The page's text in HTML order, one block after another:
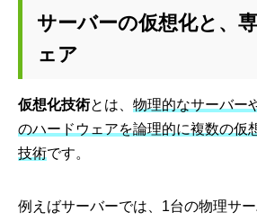
サーバーの仮想化と、
ェア
仮想化技術とは、 物理的なサーバー
のハードウェアを論理的に複数の仮
技術です。
例えばサーバーでは、1台の物理サ